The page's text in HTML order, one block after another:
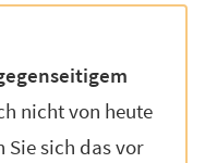
nicht von heute
Sie sich das vor